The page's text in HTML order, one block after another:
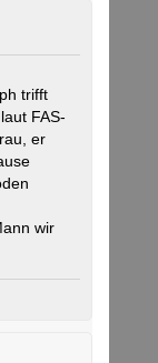
trifft
FAS-
er
wir